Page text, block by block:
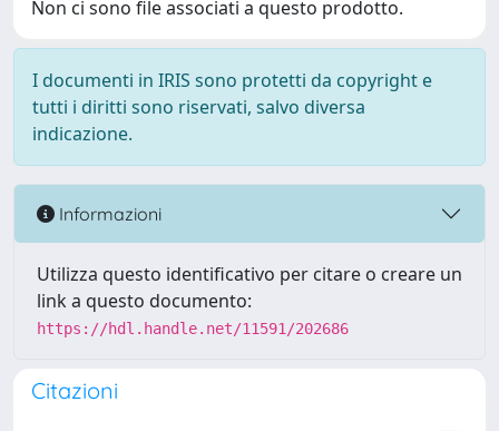
Non ci sono file associati a questo prodotto.
I documenti in IRIS sono protetti da copyright e
tutti i diritti sono riservati, salvo diversa
indicazione.
Informazioni
Utilizza questo identificativo per citare o creare un
link a questo documento:
https://hdl.handle.net/11591/202686
Citazioni